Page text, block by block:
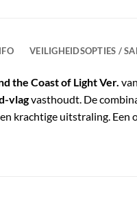
VEILIGHEIDSOPTIES /
the Coast of Light Ver. van
vlagvasthoudt. De
krachtige uitstraling. Een